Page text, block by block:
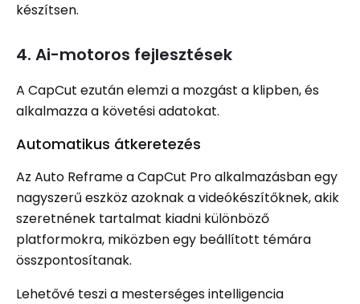
készítsen.
4. Ai-motoros fejlesztések
A CapCut ezután elemzi a mozgást a klipben, és
alkalmazza a követési adatokat.
Automatikus átkeretezés
Az Auto Reframe a CapCut Pro alkalmazásban egy
nagyszerű eszköz azoknak a videókészítőknek, akik
szeretnének tartalmat kiadni különböző
platformokra, miközben egy beállított témára
összpontosítanak.
Lehetővé teszi a mesterséges intelligencia